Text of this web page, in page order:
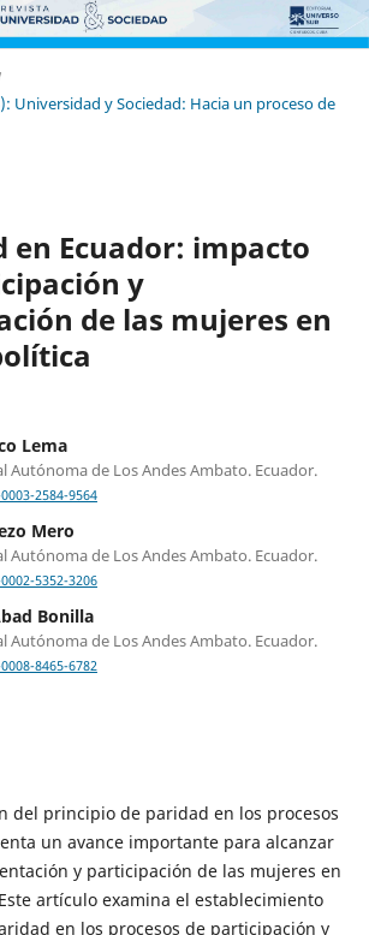
Universidad y Sociedad: Hacia un proceso de
en Ecuador: impacto
y
de las mujeres en
Lema
Autónoma de Los Andes Ambato. Ecuador.
2584-9564
Mero
Autónoma de Los Andes Ambato. Ecuador.
5352-3206
Bonilla
Autónoma de Los Andes Ambato. Ecuador.
8465-6782
del principio de paridad en los procesos
un avance importante para alcanzar
y participación de las mujeres en
artículo examina el establecimiento
en los procesos de participación y